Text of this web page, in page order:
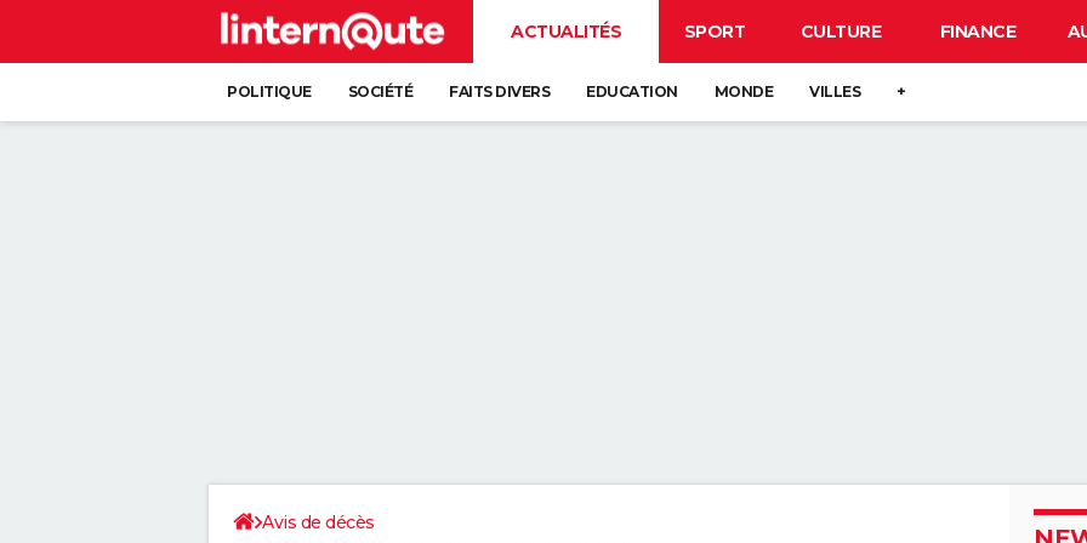
ACTUALITÉS SPORT CULTURE FINANCE
POLITIQUE SOCIÉTÉ FAITS DIVERS EDUCATION MONDE VILLES +
Avis de décès